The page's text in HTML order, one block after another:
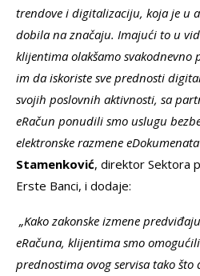
trendove i digitalizaciju, koja je u
dobila na značaju. Imajući to u
klijentima olakšamo svakodnevno
im da iskoriste sve prednosti
svojih poslovnih aktivnosti, sa
eRačun ponudili smo uslugu
elektronske razmene
Stamenković, direktor Sektora
Erste Banci, i dodaje:
„Kako zakonske izmene
eRačuna, klijentima smo
prednostima ovog servisa tako